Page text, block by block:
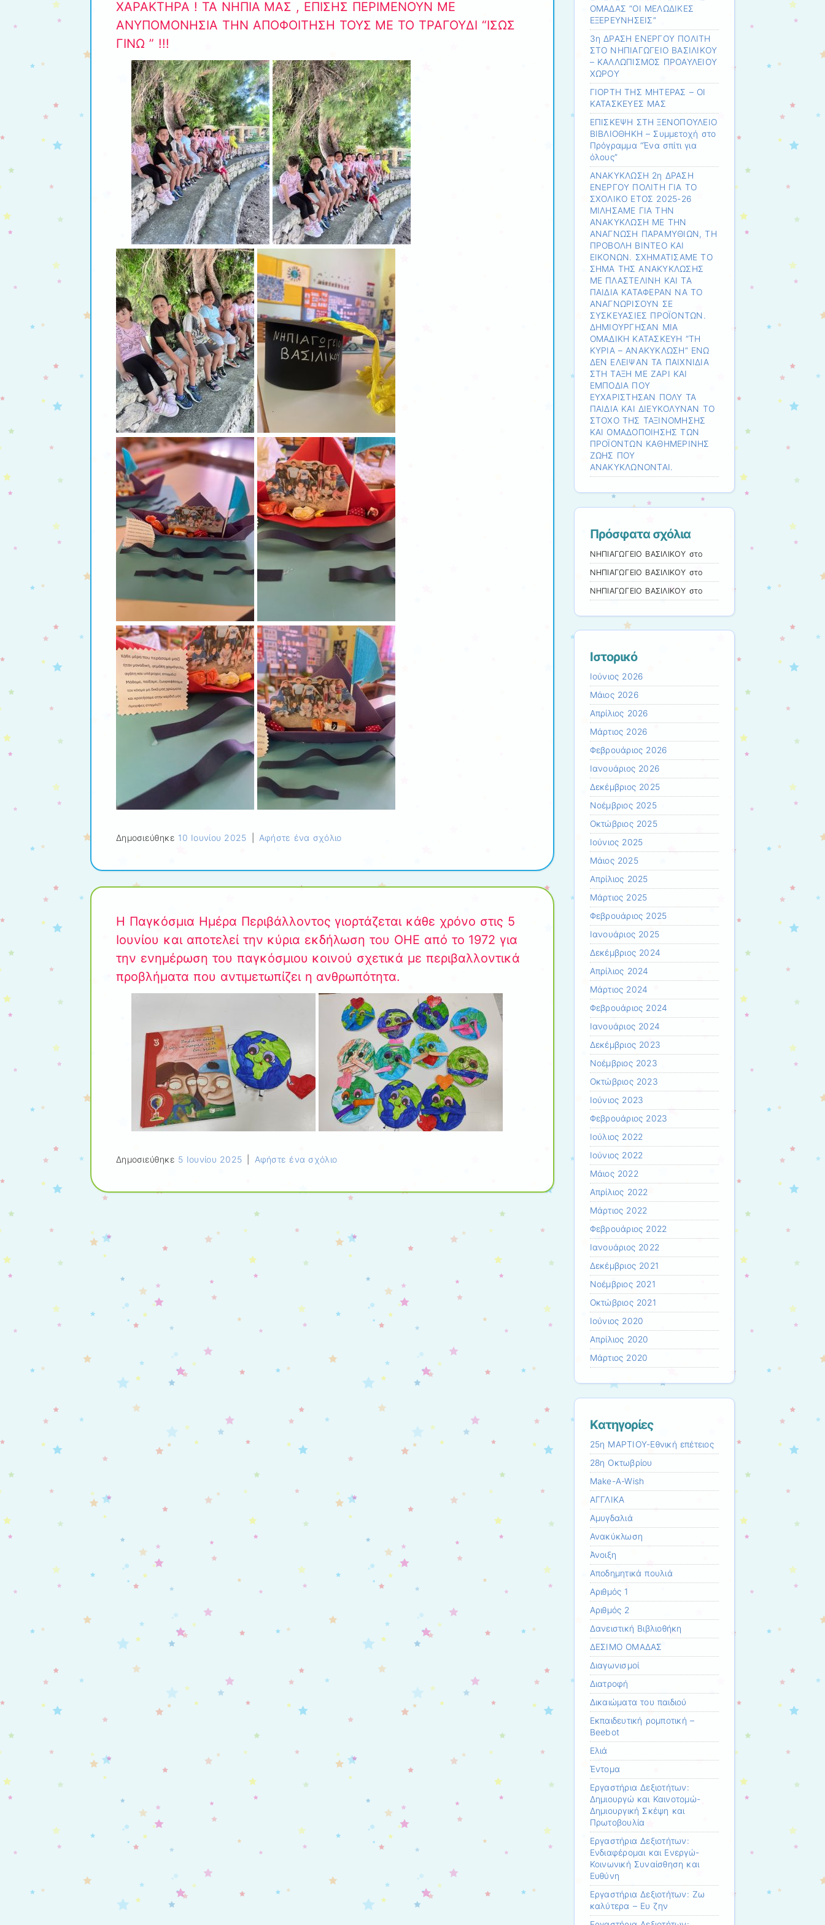
ΧΑΡΑΚΤΗΡΑ ! ΤΑ ΝΗΠΙΑ ΜΑΣ , ΕΠΙΣΗΣ ΠΕΡΙΜΕΝΟΥΝ ΜΕ
ΑΝΥΠΟΜΟΝΗΣΙΑ ΤΗΝ ΑΠΟΦΟΙΤΗΣΗ ΤΟΥΣ ΜΕ ΤΟ ΤΡΑΓΟΥΔΙ “ΙΣΩΣ
ΓΙΝΩ ” !!!
Δημοσιεύθηκε 10 Ιουνίου 2025 Αφήστε ένα σχόλιο
Η Παγκόσμια Ημέρα Περιβάλλοντος γιορτάζεται κάθε χρόνο στις 5
Ιουνίου και αποτελεί την κύρια εκδήλωση του ΟΗΕ από το 1972 για
την ενημέρωση του παγκόσμιου κοινού σχετικά με περιβαλλοντικά
προβλήματα που αντιμετωπίζει η ανθρωπότητα.
Δημοσιεύθηκε 5 Ιουνίου 2025 Αφήστε ένα σχόλιο
ΟΜΑΔΑΣ “ΟΙ ΜΕΛΩΔΙΚΕΣ
ΕΞΕΡΕΥΝΗΣΕΙΣ”
3η ΔΡΑΣΗ ΕΝΕΡΓΟΥ ΠΟΛΙΤΗ
ΣΤΟ ΝΗΠΙΑΓΩΓΕΙΟ ΒΑΣΙΛΙΚΟΥ
– ΚΑΛΛΩΠΙΣΜΟΣ ΠΡΟΑΥΛΕΙΟΥ
ΧΩΡΟΥ
ΓΙΟΡΤΗ ΤΗΣ ΜΗΤΕΡΑΣ – ΟΙ
ΚΑΤΑΣΚΕΥΕΣ ΜΑΣ
ΕΠΙΣΚΕΨΗ ΣΤΗ ΞΕΝΟΠΟΥΛΕΙΟ
ΒΙΒΛΙΟΘΗΚΗ – Συμμετοχή στο
Πρόγραμμα “Ένα σπίτι για
όλους”
ΑΝΑΚΥΚΛΩΣΗ 2η ΔΡΑΣΗ
ΕΝΕΡΓΟΥ ΠΟΛΙΤΗ ΓΙΑ ΤΟ
ΣΧΟΛΙΚΟ ΕΤΟΣ 2025-26
ΜΙΛΗΣΑΜΕ ΓΙΑ ΤΗΝ
ΑΝΑΚΥΚΛΩΣΗ ΜΕ ΤΗΝ
ΑΝΑΓΝΩΣΗ ΠΑΡΑΜΥΘΙΩΝ, ΤΗ
ΠΡΟΒΟΛΗ ΒΙΝΤΕΟ ΚΑΙ
ΕΙΚΟΝΩΝ. ΣΧΗΜΑΤΙΣΑΜΕ ΤΟ
ΣΗΜΑ ΤΗΣ ΑΝΑΚΥΚΛΩΣΗΣ
ΜΕ ΠΛΑΣΤΕΛΙΝΗ ΚΑΙ ΤΑ
ΠΑΙΔΙΑ ΚΑΤΑΦΕΡΑΝ ΝΑ ΤΟ
ΑΝΑΓΝΩΡΙΣΟΥΝ ΣΕ
ΣΥΣΚΕΥΑΣΙΕΣ ΠΡΟΪΟΝΤΩΝ.
ΔΗΜΙΟΥΡΓΗΣΑΝ ΜΙΑ
ΟΜΑΔΙΚΗ ΚΑΤΑΣΚΕΥΗ “ΤΗ
ΚΥΡΙΑ – ΑΝΑΚΥΚΛΩΣΗ” ΕΝΩ
ΔΕΝ ΕΛΕΙΨΑΝ ΤΑ ΠΑΙΧΝΙΔΙΑ
ΣΤΗ ΤΑΞΗ ΜΕ ΖΑΡΙ ΚΑΙ
ΕΜΠΟΔΙΑ ΠΟΥ
ΕΥΧΑΡΙΣΤΗΣΑΝ ΠΟΛΥ ΤΑ
ΠΑΙΔΙΑ ΚΑΙ ΔΙΕΥΚΟΛΥΝΑΝ ΤΟ
ΣΤΟΧΟ ΤΗΣ ΤΑΞΙΝΟΜΗΣΗΣ
ΚΑΙ ΟΜΑΔΟΠΟΙΗΣΗΣ ΤΩΝ
ΠΡΟΪΟΝΤΩΝ ΚΑΘΗΜΕΡΙΝΗΣ
ΖΩΗΣ ΠΟΥ
ΑΝΑΚΥΚΛΩΝΟΝΤΑΙ.
Πρόσφατα σχόλια
ΝΗΠΙΑΓΩΓΕΙΟ ΒΑΣΙΛΙΚΟΥ στο
ΝΗΠΙΑΓΩΓΕΙΟ ΒΑΣΙΛΙΚΟΥ στο
ΝΗΠΙΑΓΩΓΕΙΟ ΒΑΣΙΛΙΚΟΥ στο
Ιστορικό
Ιούνιος 2026
Μάιος 2026
Απρίλιος 2026
Μάρτιος 2026
Φεβρουάριος 2026
Ιανουάριος 2026
Δεκέμβριος 2025
Νοέμβριος 2025
Οκτώβριος 2025
Ιούνιος 2025
Μάιος 2025
Απρίλιος 2025
Μάρτιος 2025
Φεβρουάριος 2025
Ιανουάριος 2025
Δεκέμβριος 2024
Απρίλιος 2024
Μάρτιος 2024
Φεβρουάριος 2024
Ιανουάριος 2024
Δεκέμβριος 2023
Νοέμβριος 2023
Οκτώβριος 2023
Ιούνιος 2023
Φεβρουάριος 2023
Ιούλιος 2022
Ιούνιος 2022
Μάιος 2022
Απρίλιος 2022
Μάρτιος 2022
Φεβρουάριος 2022
Ιανουάριος 2022
Δεκέμβριος 2021
Νοέμβριος 2021
Οκτώβριος 2021
Ιούνιος 2020
Απρίλιος 2020
Μάρτιος 2020
Kατηγορίες
25η ΜΑΡΤΙΟΥ-Εθνική επέτειος
28η Οκτωβρίου
Make-A-Wish
ΑΓΓΛΙΚΑ
Αμυγδαλιά
Ανακύκλωση
Άνοιξη
Αποδημητικά πουλιά
Αριθμός 1
Αριθμός 2
Δανειστική Βιβλιοθήκη
ΔΕΣΙΜΟ ΟΜΑΔΑΣ
Διαγωνισμοί
Διατροφή
Δικαιώματα του παιδιού
Εκπαιδευτική ρομποτική –
Beebot
Ελιά
Έντομα
Εργαστήρια Δεξιοτήτων:
Δημιουργώ και Καινοτομώ-
Δημιουργική Σκέψη και
Πρωτοβουλία
Εργαστήρια Δεξιοτήτων:
Ενδιαφέρομαι και Ενεργώ-
Κοινωνική Συναίσθηση και
Ευθύνη
Εργαστήρια Δεξιοτήτων: Ζω
καλύτερα – Ευ ζην